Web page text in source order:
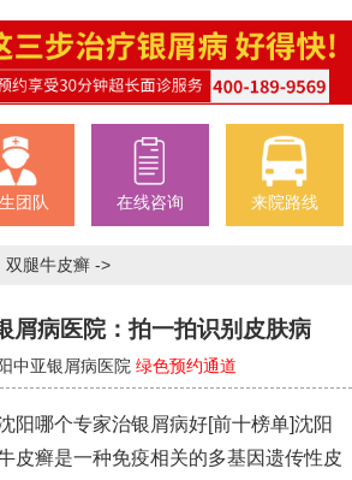
团队 在线咨询 来院路线
双腿牛皮癣 ->
屑病医院：拍一拍识别皮肤病
中亚银屑病医院 绿色预约通道
哪个专家治银屑病好[前十榜单]沈阳
皮癣是一种免疫相关的多基因遗传性皮